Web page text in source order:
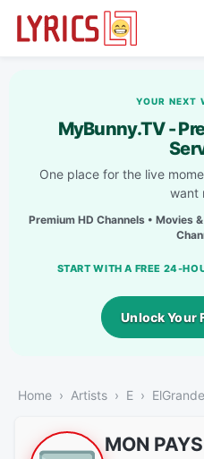
YOUR NEXT
MyBunny.TV -
One place for the live
want
Premium HD Channels • Movies
START WITH A FREE 24-
Unlock Your
Home Artists E
MON PAYS